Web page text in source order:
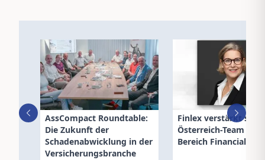
AssCompact Roundtable:
Die Zukunft der
Schadenabwicklung in der
Versicherungsbranche
Finlex verstärkt sein
Österreich-Team im
Bereich Financial